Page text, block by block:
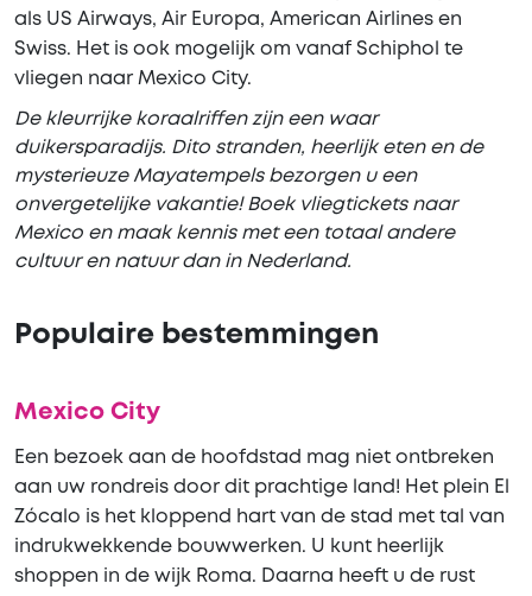
als US Airways, Air Europa, American Airlines en
Swiss. Het is ook mogelijk om vanaf Schiphol te
vliegen naar Mexico City.
De kleurrijke koraalriffen zijn een waar
duikersparadijs. Dito stranden, heerlijk eten en de
mysterieuze Mayatempels bezorgen u een
onvergetelijke vakantie! Boek vliegtickets naar
Mexico en maak kennis met een totaal andere
cultuur en natuur dan in Nederland.
Populaire bestemmingen
Mexico City
Een bezoek aan de hoofdstad mag niet ontbreken
aan uw rondreis door dit prachtige land! Het plein El
Zócalo is het kloppend hart van de stad met tal van
indrukwekkende bouwwerken. U kunt heerlijk
shoppen in de wijk Roma. Daarna heeft u de rust